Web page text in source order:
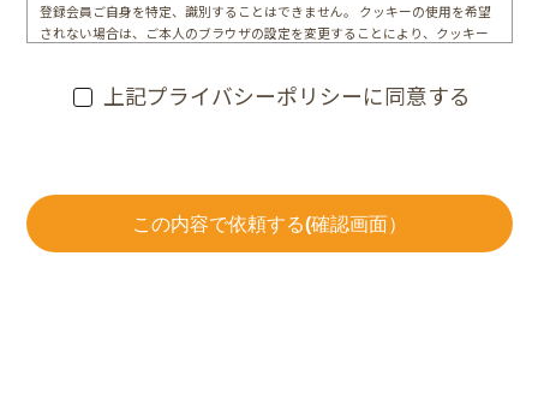
登録会員ご自身を特定、識別することはできません。 クッキーの使用を希望
されない場合は、ご本人のブラウザの設定を変更することにより、クッキー
上記プライバシーポリシーに同意する
この内容で依頼する(確認画面）